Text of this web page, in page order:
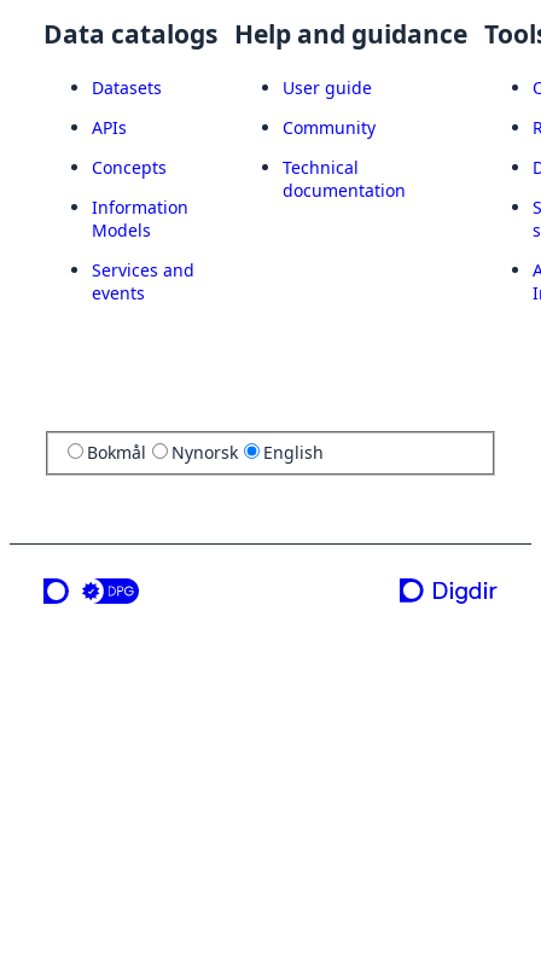
Data catalogs
Datasets
APIs
Concepts
Information
Models
Services and
events
Help and guidance
User guide
Community
Technical
documentation
Bokmål Nynorsk English